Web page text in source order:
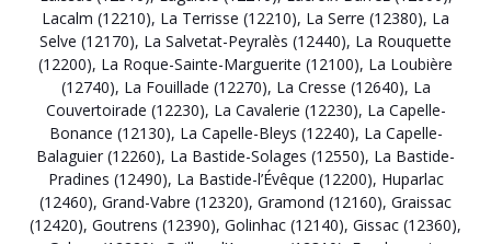
Lacalm (12210), La Terrisse (12210), La Serre (12380), La
Selve (12170), La Salvetat-Peyralès (12440), La Rouquette
(12200), La Roque-Sainte-Marguerite (12100), La Loubière
(12740), La Fouillade (12270), La Cresse (12640), La
Couvertoirade (12230), La Cavalerie (12230), La Capelle-
Bonance (12130), La Capelle-Bleys (12240), La Capelle-
Balaguier (12260), La Bastide-Solages (12550), La Bastide-
Pradines (12490), La Bastide-l’Évêque (12200), Huparlac
(12460), Grand-Vabre (12320), Gramond (12160), Graissac
(12420), Goutrens (12390), Golinhac (12140), Gissac (12360),